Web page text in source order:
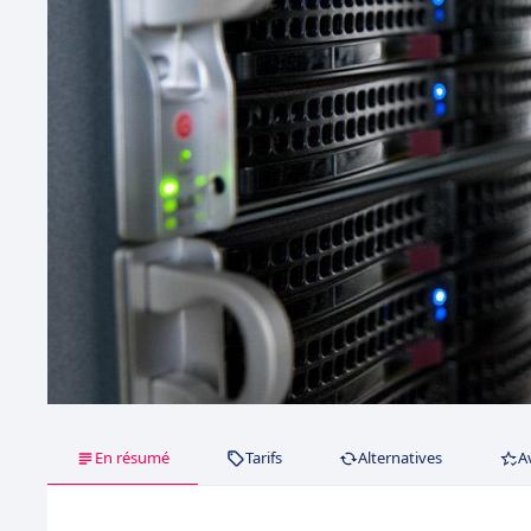
En résumé Tarifs Alternatives